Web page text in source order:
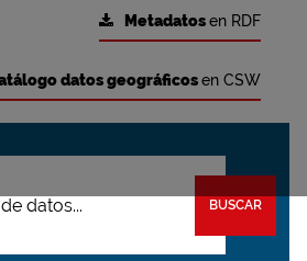
Metadatosen RDF
datos geográficosen CSW
BUSCAR